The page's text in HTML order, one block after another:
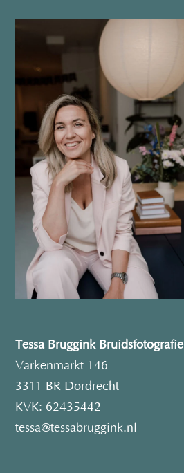
Tessa Bruggink Bruidsfotografie
Varkenmarkt 146
3311 BR Dordrecht
KVK: 62435442
tessa@tessabruggink.nl